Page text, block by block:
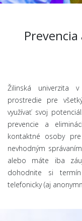
Žilinská univerzita
prostredie pre
využívať svoj
prevencie a
kontaktné osoby
nevhodným
alebo máte iba
dohodnite si
telefonicky (aj